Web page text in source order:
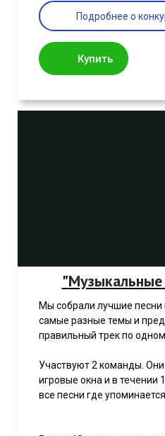
Подробнее о
Купить
"
Мы собрали лучшие
самые разные темы и
правильный трек по
Участвуют 2 команды.
игровые окна и в течении
все песни где